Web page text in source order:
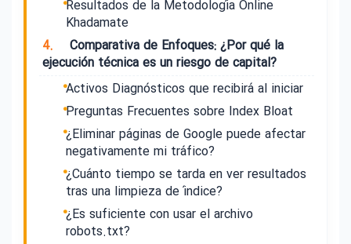
Resultados de la Metodología Online
Khadamate
4.
Comparativa de Enfoques: ¿Por qué la
ejecución técnica es un riesgo de capital?
Activos Diagnósticos que recibirá al iniciar
Preguntas Frecuentes sobre Index Bloat
¿Eliminar páginas de Google puede afectar
negativamente mi tráfico?
¿Cuánto tiempo se tarda en ver resultados
tras una limpieza de índice?
¿Es suficiente con usar el archivo
robots.txt?